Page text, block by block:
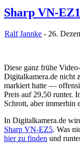
Sharp VN-
Ralf Jannke - 26.
Diese ganz frühe
Digitalkamera.de nicht
markiert hatte —
Preis auf 29,50 runter.
Schrott, aber immerhin
In Digitalkamera.de
Sharp VN-EZ5. Was
hier zu finden und